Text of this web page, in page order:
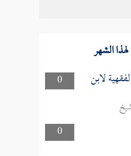
رمضانية
الشهر
0 لابن
0